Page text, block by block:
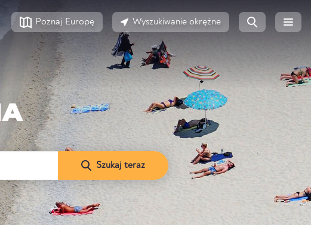
Poznaj Europę Wyszukiwanie okrężne
Szukaj teraz